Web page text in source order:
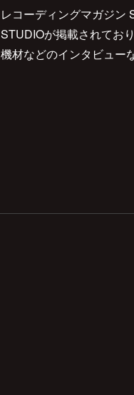
レコーディングマガジン
STUDIOが掲載されてお
機材などのインタビュー